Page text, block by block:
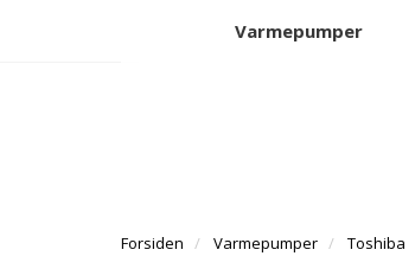
Varmepumper
Forsiden Varmepumper Toshiba